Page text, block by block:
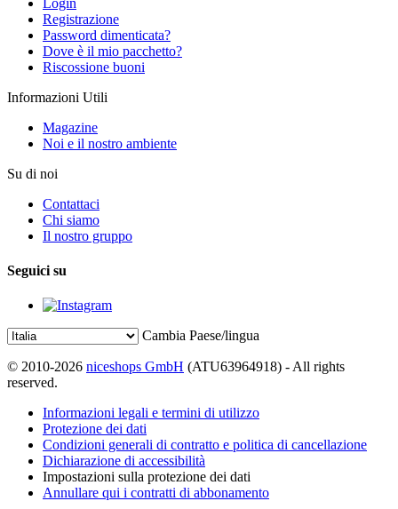
Registrazione
Password dimenticata?
Dove è il mio pacchetto?
Riscossione buoni
Informazioni Utili
Magazine
Noi e il nostro ambiente
Su di noi
Contattaci
Chi siamo
Il nostro gruppo
Seguici su
Cambia Paese/lingua
© 2010-2026 niceshops GmbH (ATU63964918) - All rights
reserved.
Informazioni legali e termini di utilizzo
Protezione dei dati
Condizioni generali di contratto e politica di cancellazione
Dichiarazione di accessibilità
Impostazioni sulla protezione dei dati
Annullare qui i contratti di abbonamento